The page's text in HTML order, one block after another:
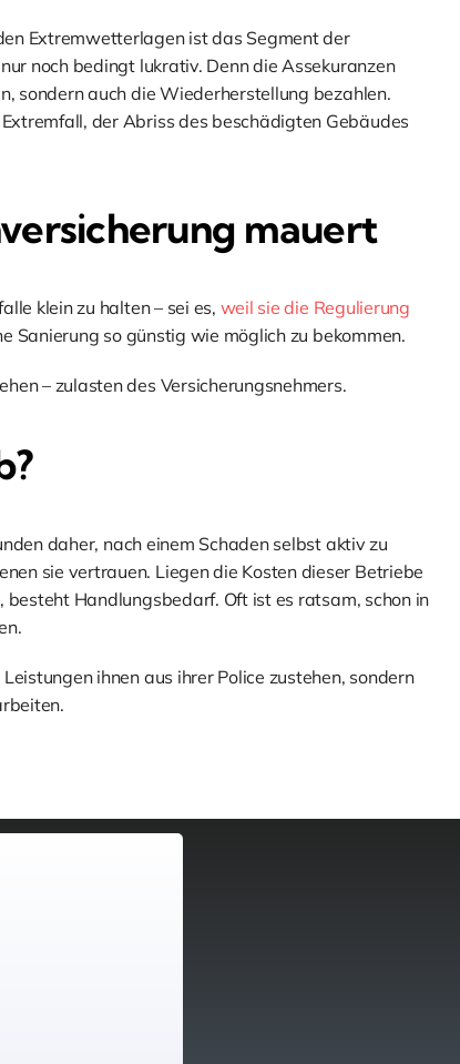
Extremwetterlagen ist das Segment der
noch bedingt lukrativ. Denn die Assekuranzen
sondern auch die Wiederherstellung bezahlen.
der Abriss des beschädigten Gebäudes
mauert
klein zu halten – sei es, weil sie die Regulierung
Sanierung so günstig wie möglich zu bekommen.
– zulasten des Versicherungsnehmers.
daher, nach einem Schaden selbst aktiv zu
sie vertrauen. Liegen die Kosten dieser Betriebe
Handlungsbedarf. Oft ist es ratsam, schon in
ihnen aus ihrer Police zustehen, sondern